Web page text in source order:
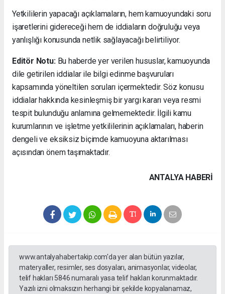
Yetkililerin yapacağı açıklamaların, hem kamuoyundaki soru
işaretlerini gidereceği hem de iddiaların doğruluğu veya
yanlışlığı konusunda netlik sağlayacağı belirtiliyor.
Editör Notu:Bu haberde yer verilen hususlar, kamuoyunda
dile getirilen iddialar ile bilgi edinme başvuruları
kapsamında yöneltilen soruları içermektedir. Söz konusu
iddialar hakkında kesinleşmiş bir yargı kararı veya resmi
tespit bulunduğu anlamına gelmemektedir. İlgili kamu
kurumlarının ve işletme yetkililerinin açıklamaları, haberin
dengeli ve eksiksiz biçimde kamuoyuna aktarılması
açısından önem taşımaktadır.
ANTALYA HABERİ
www.antalyahabertakip.com'da yer alan bütün yazılar,
materyaller, resimler, ses dosyaları, animasyonlar, videolar,
telif hakları 5846 numaralı yasa telif hakları korunmaktadır.
Yazılı izni olmaksızın herhangi bir şekilde kopyalanamaz,